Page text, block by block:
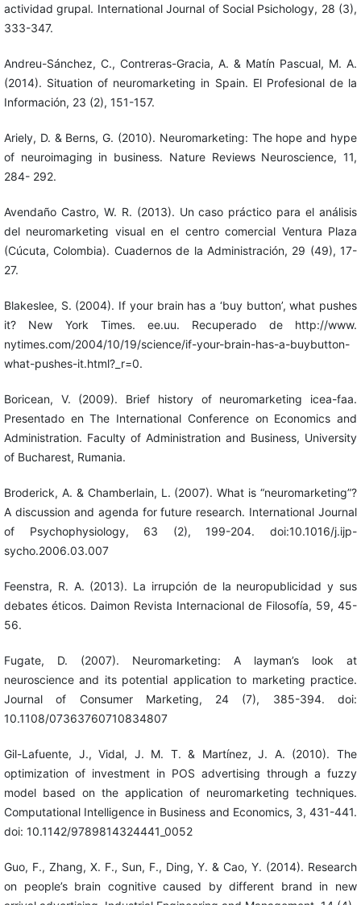
actividad grupal. International Journal of Social Psichology, 28 (3),
333-347.
Andreu-Sánchez, C., Contreras-Gracia, A. & Matín Pascual, M. A.
(2014). Situation of neuromarketing in Spain. El Profesional de la
Información, 23 (2), 151-157.
Ariely, D. & Berns, G. (2010). Neuromarketing: The hope and hype
of neuroimaging in business. Nature Reviews Neuroscience, 11,
284- 292.
Avendaño Castro, W. R. (2013). Un caso práctico para el análisis
del neuromarketing visual en el centro comercial Ventura Plaza
(Cúcuta, Colombia). Cuadernos de la Administración, 29 (49), 17-
27.
Blakeslee, S. (2004). If your brain has a ‘buy button’, what pushes
it? New York Times. ee.uu. Recuperado de http://www.
nytimes.com/2004/10/19/science/if-your-brain-has-a-buybutton-
what-pushes-it.html?_r=0.
Boricean, V. (2009). Brief history of neuromarketing icea-faa.
Presentado en The International Conference on Economics and
Administration. Faculty of Administration and Business, University
of Bucharest, Rumania.
Broderick, A. & Chamberlain, L. (2007). What is “neuromarketing”?
A discussion and agenda for future research. International Journal
of Psychophysiology, 63 (2), 199-204. doi:10.1016/j.ijp-
sycho.2006.03.007
Feenstra, R. A. (2013). La irrupción de la neuropublicidad y sus
debates éticos. Daimon Revista Internacional de Filosofía, 59, 45-
56.
Fugate, D. (2007). Neuromarketing: A layman’s look at
neuroscience and its potential application to marketing practice.
Journal of Consumer Marketing, 24 (7), 385-394. doi:
10.1108/07363760710834807
Gil-Lafuente, J., Vidal, J. M. T. & Martínez, J. A. (2010). The
optimization of investment in POS advertising through a fuzzy
model based on the application of neuromarketing techniques.
Computational Intelligence in Business and Economics, 3, 431-441.
doi: 10.1142/9789814324441_0052
Guo, F., Zhang, X. F., Sun, F., Ding, Y. & Cao, Y. (2014). Research
on people’s brain cognitive caused by different brand in new